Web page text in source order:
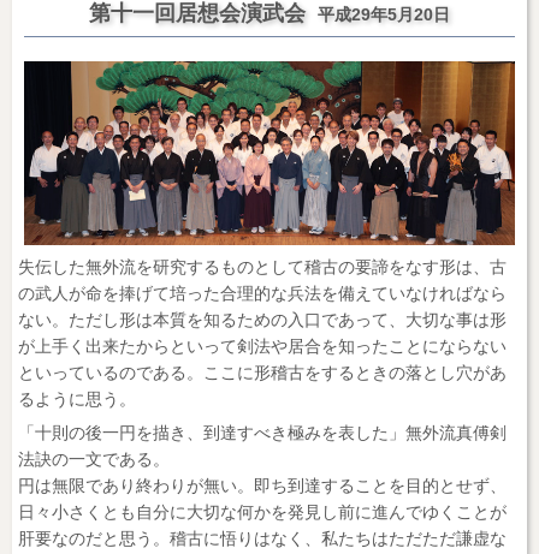
第十一回居想会演武会 平成29年5月20日
失伝した無外流を研究するものとして稽古の要諦をなす形は、古
の武人が命を捧げて培った合理的な兵法を備えていなければなら
ない。ただし形は本質を知るための入口であって、大切な事は形
が上手く出来たからといって剣法や居合を知ったことにならない
といっているのである。ここに形稽古をするときの落とし穴があ
るように思う。
「十則の後一円を描き、到達すべき極みを表した」無外流真傅剣
法訣の一文である。
円は無限であり終わりが無い。即ち到達することを目的とせず、
日々小さくとも自分に大切な何かを発見し前に進んでゆくことが
肝要なのだと思う。稽古に悟りはなく、私たちはただただ謙虚な